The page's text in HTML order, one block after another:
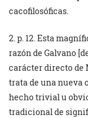
cacofilosóficas.
2. p. 12. Esta
razón de Galvano
carácter directo de
trata de una nueva
hecho trivial u
tradicional de